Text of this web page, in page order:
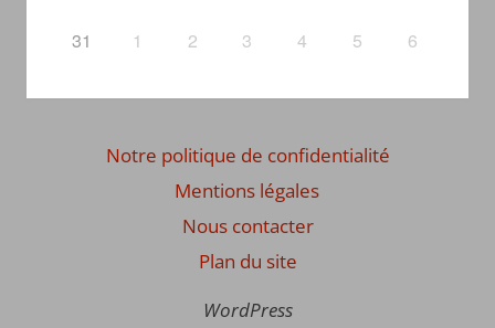
31 1 2 3 4 5 6
Nous contacter
Plan du site
Notre politique de confidentialité
Mentions légales
WordPress